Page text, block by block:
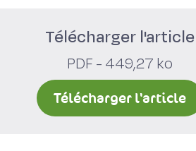
Télécharger l'article
PDF - 449,27 ko
Télécharger l'article